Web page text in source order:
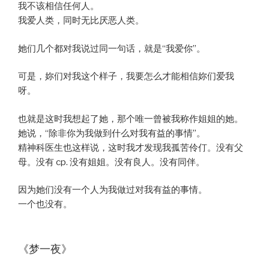
我不该相信任何人。
我爱人类，同时无比厌恶人类。
她们几个都对我说过同一句话，就是“我爱你”。
可是，妳们对我这个样子，我要怎么才能相信妳们爱我
呀。
也就是这时我想起了她，那个唯一曾被我称作姐姐的她。
她说，“除非你为我做到什么对我有益的事情”。
精神科医生也这样说，这时我才发现我孤苦伶仃。没有父
母。没有 cp. 没有姐姐。没有良人。没有同伴。
因为她们没有一个人为我做过对我有益的事情。
一个也没有。
《梦一夜》